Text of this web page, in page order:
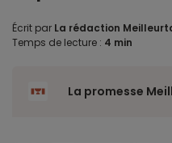
Écrit par La rédaction
Temps de lecture : 4 min
La promesse